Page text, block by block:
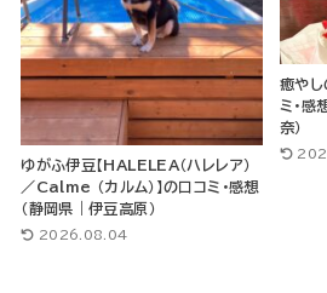
ゆがふ伊豆【HALELEA（ハレレア）
／Calme （カルム）】の口コミ・感想
（静岡県｜伊豆高原）
2026.08.04
癒やし
ミ・感
奈）